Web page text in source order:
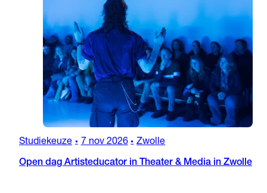
Studiekeuze • 7 nov 2026 • Zwolle
Open dag Artisteducator in Theater & Media in Zwolle